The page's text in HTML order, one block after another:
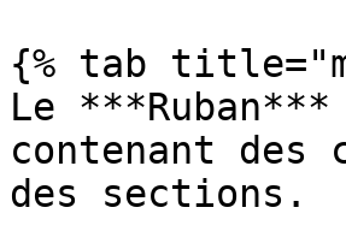
{% tab
Le
contenant des
des sections.